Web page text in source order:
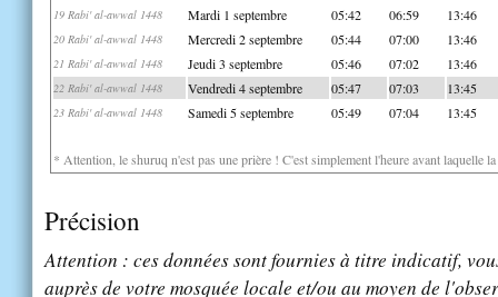
19 Rabi' al-awwal 1448 Mardi 1 septembre 05:42 06:59 13:46
20 Rabi' al-awwal 1448 Mercredi 2 septembre 05:44 07:00 13:46
21 Rabi' al-awwal 1448 Jeudi 3 septembre 05:46 07:02 13:46
22 Rabi' al-awwal 1448 Vendredi 4 septembre 05:47 07:03 13:45
23 Rabi' al-awwal 1448 Samedi 5 septembre 05:49 07:04 13:45
* Attention, le shuruq n'est pas une prière ! C'est simplement l'heure avant laquelle
Précision
Attention : ces données sont fournies à titre indicatif,
auprès de votre mosquée locale et/ou au moyen de